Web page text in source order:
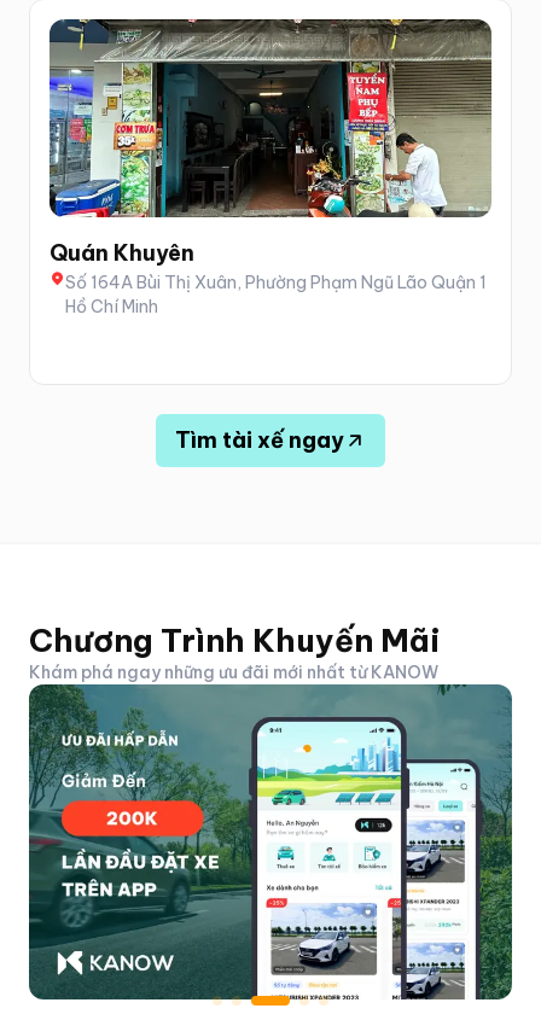
Quán Khuyên
Số 164A Bùi Thị Xuân, Phường Phạm Ngũ Lão Quận 1
Hồ Chí Minh
Tìm tài xế ngay
Chương Trình Khuyến Mãi
Khám phá ngay những ưu đãi mới nhất từ KANOW